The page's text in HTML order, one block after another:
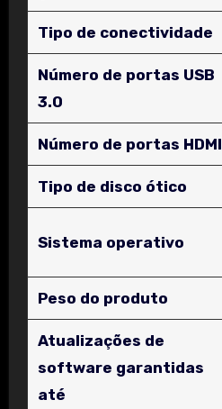
Tipo de conectividade
Número de portas USB
3.0
Número de portas HDMI
Tipo de disco ótico
Sistema operativo
Peso do produto
Atualizações de
software garantidas
até